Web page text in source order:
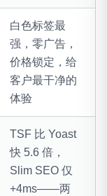
白色标签最
强，零广告，
价格锁定，给
客户最干净的
体验
TSF 比 Yoast
快 5.6 倍，
Slim SEO 仅
+4ms——两